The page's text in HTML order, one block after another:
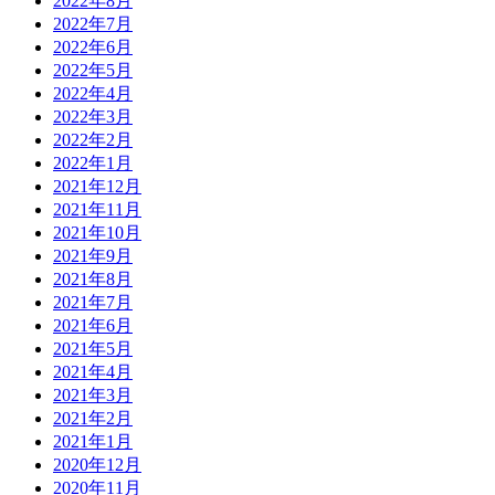
2022年7月
2022年6月
2022年5月
2022年4月
2022年3月
2022年2月
2022年1月
2021年12月
2021年11月
2021年10月
2021年9月
2021年8月
2021年7月
2021年6月
2021年5月
2021年4月
2021年3月
2021年2月
2021年1月
2020年12月
2020年11月